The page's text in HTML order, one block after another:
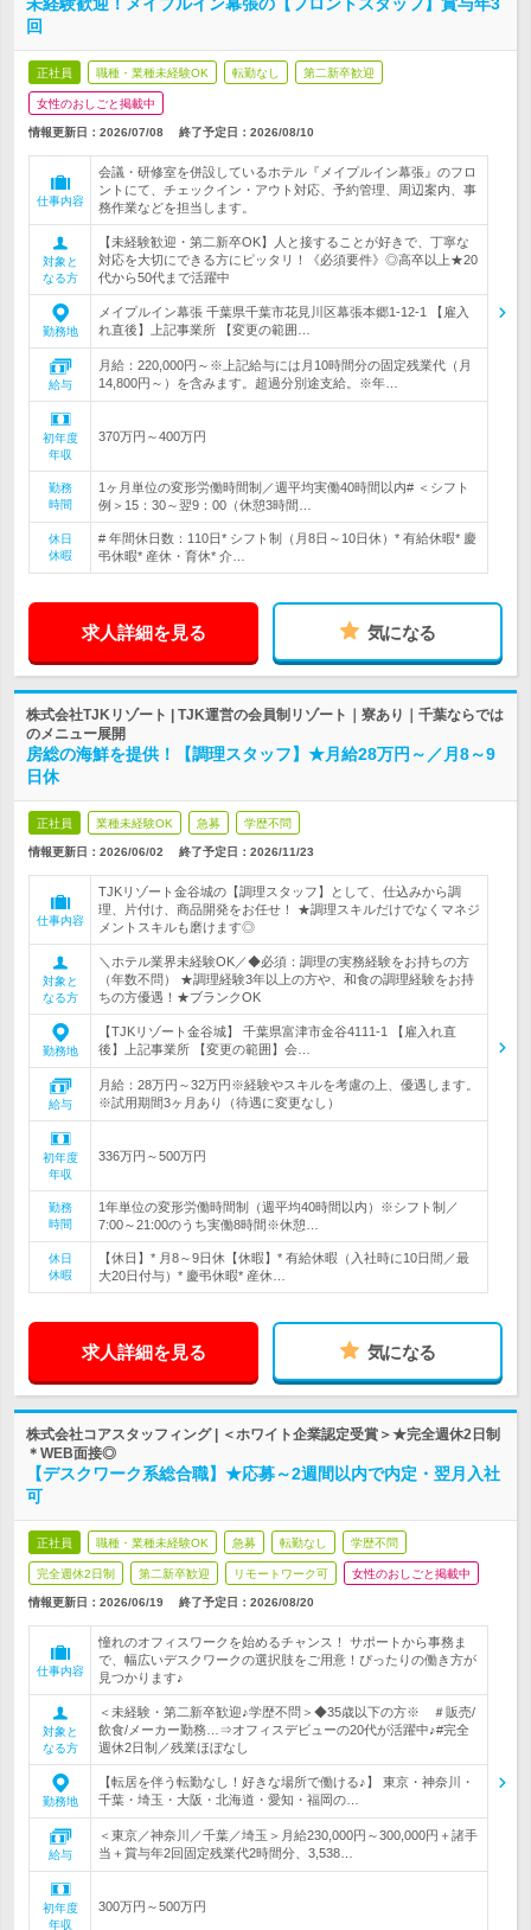
回
正社員 職種・業種未経験OK 転勤なし 第二新卒歓迎
女性のおしごと掲載中
情報更新日：2026/07/08 終了予定日： 2026/08/10
仕事内容
会議・研修室を併設しているホテル『メイプルイン幕張』のフロ
ントにて、チェックイン・アウト対応、予約管理、周辺案内、事
務作業などを担当します。
対象と
なる方
【未経験歓迎・第二新卒OK】人と接することが好きで、丁寧な
対応を大切にできる方にピッタリ！《必須要件》◎高卒以上★20
代から50代まで活躍中
勤務地
メイプルイン幕張 千葉県千葉市花見川区幕張本郷1-12-1 【雇入
れ直後】上記事業所 【変更の範囲…
給与
月給：220,000円～※上記給与には月10時間分の固定残業代（月
14,800円～）を含みます。超過分別途支給。※年…
初年度
年収
370万円～400万円
勤務
時間
1ヶ月単位の変形労働時間制／週平均実働40時間以内# ＜シフト
例＞15：30～翌9：00（休憩3時間…
休日
休暇
# 年間休日数：110日* シフト制（月8日～10日休）* 有給休暇* 慶
弔休暇* 産休・育休* 介…
求人詳細を見る 気になる
株式会社TJKリゾート | TJK運営の会員制リゾート｜寮あり｜千葉ならでは
のメニュー展開
房総の海鮮を提供！【調理スタッフ】★月給28万円～／月8～9
日休
正社員 業種未経験OK 急募 学歴不問
情報更新日：2026/06/02 終了予定日： 2026/11/23
仕事内容
TJKリゾート金谷城の【調理スタッフ】として、仕込みから調
理、片付け、商品開発をお任せ！ ★調理スキルだけでなくマネジ
メントスキルも磨けます◎
対象と
なる方
＼ホテル業界未経験OK／◆必須：調理の実務経験をお持ちの方
（年数不問） ★調理経験3年以上の方や、和食の調理経験をお持
ちの方優遇！★ブランクOK
勤務地
【TJKリゾート金谷城】 千葉県富津市金谷4111-1 【雇入れ直
後】上記事業所 【変更の範囲】会…
給与
月給：28万円～32万円※経験やスキルを考慮の上、優遇します。
※試用期間3ヶ月あり（待遇に変更なし）
初年度
年収
336万円～500万円
勤務
時間
1年単位の変形労働時間制（週平均40時間以内）※シフト制／
7:00～21:00のうち実働8時間※休憩…
休日
休暇
【休日】* 月8～9日休【休暇】* 有給休暇（入社時に10日間／最
大20日付与）* 慶弔休暇* 産休…
求人詳細を見る 気になる
株式会社コアスタッフィング | ＜ホワイト企業認定受賞＞★完全週休2日制
＊WEB面接◎
【デスクワーク系総合職】★応募～2週間以内で内定・翌月入社
可
正社員 職種・業種未経験OK 急募 転勤なし 学歴不問
完全週休2日制 第二新卒歓迎 リモートワーク可 女性のおしごと掲載中
情報更新日：2026/06/19 終了予定日： 2026/08/20
仕事内容
憧れのオフィスワークを始めるチャンス！ サポートから事務ま
で、幅広いデスクワークの選択肢をご用意！ぴったりの働き方が
見つかります♪
対象と
なる方
＜未経験・第二新卒歓迎♪学歴不問＞◆35歳以下の方※ ＃販売/
飲食/メーカー勤務…⇒オフィスデビューの20代が活躍中♪#完全
週休2日制／残業ほぼなし
勤務地
【転居を伴う転勤なし！好きな場所で働ける♪】 東京・神奈川・
千葉・埼玉・大阪・北海道・愛知・福岡の…
給与
＜東京／神奈川／千葉／埼玉＞月給230,000円～300,000円＋諸手
当＋賞与年2回固定残業代2時間分、3,538…
初年度
年収
300万円～500万円